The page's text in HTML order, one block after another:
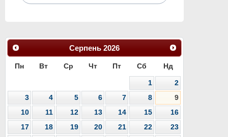
Серпень 2026
Пн Вт Ср Чт Пт Сб Нд
1
2
3
4 5 6 7 8
9
10
11 12 13 14 15
16
17
18 19 20 21 22
23